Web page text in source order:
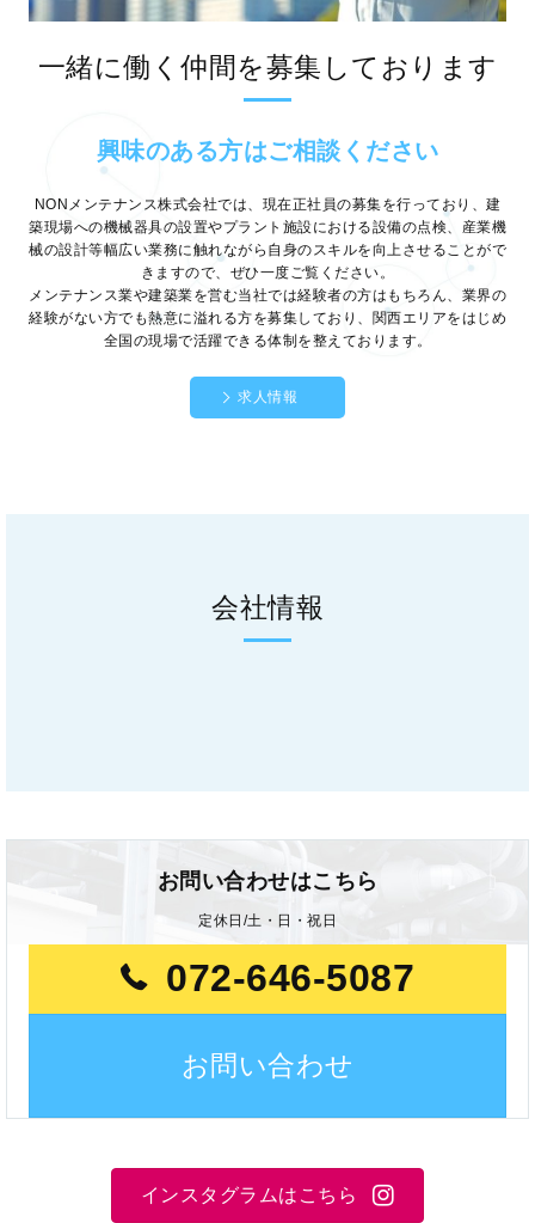
一緒に働く仲間を募集しております
興味のある方はご相談ください
NONメンテナンス株式会社では、現在正社員の募集を行っており、建
築現場への機械器具の設置やプラント施設における設備の点検、産業機
械の設計等幅広い業務に触れながら自身のスキルを向上させることがで
きますので、ぜひ一度ご覧ください。
メンテナンス業や建築業を営む当社では経験者の方はもちろん、業界の
経験がない方でも熱意に溢れる方を募集しており、関西エリアをはじめ
全国の現場で活躍できる体制を整えております。
求人情報
会社情報
お問い合わせはこちら
定休日/土・日・祝日
072-646-5087
お問い合わせ
インスタグラムはこちら